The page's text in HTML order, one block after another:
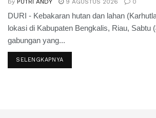
DURI - Kebakaran hutan dan lahan
lokasi di Kabupaten Bengkalis, Riau, Sabtu
gabungan yang...
SELENGKAPNYA